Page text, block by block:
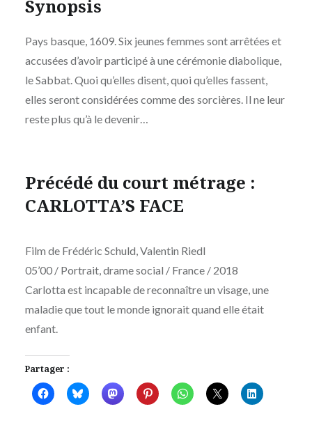
Synopsis
Pays basque, 1609. Six jeunes femmes sont arrêtées et
accusées d’avoir participé à une cérémonie diabolique,
le Sabbat. Quoi qu’elles disent, quoi qu’elles fassent,
elles seront considérées comme des sorcières. Il ne leur
reste plus qu’à le devenir…
Précédé du court métrage :
CARLOTTA’S FACE
Film de Frédéric Schuld, Valentin Riedl
05’00 / Portrait, drame social / France / 2018
Carlotta est incapable de reconnaître un visage, une
maladie que tout le monde ignorait quand elle était
enfant.
Partager :